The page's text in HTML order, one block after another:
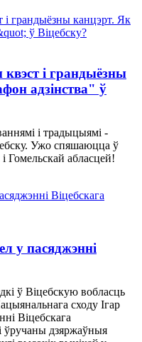
і грандыёзны
адзінства" ў
і традыцыямі -
Ужо спяшаюцца ў
Гомельскай абласцей!
у пасяджэнні
ў Віцебскую вобласць
сходу Ігар
Віцебскага
ўручаны дзяржаўныя